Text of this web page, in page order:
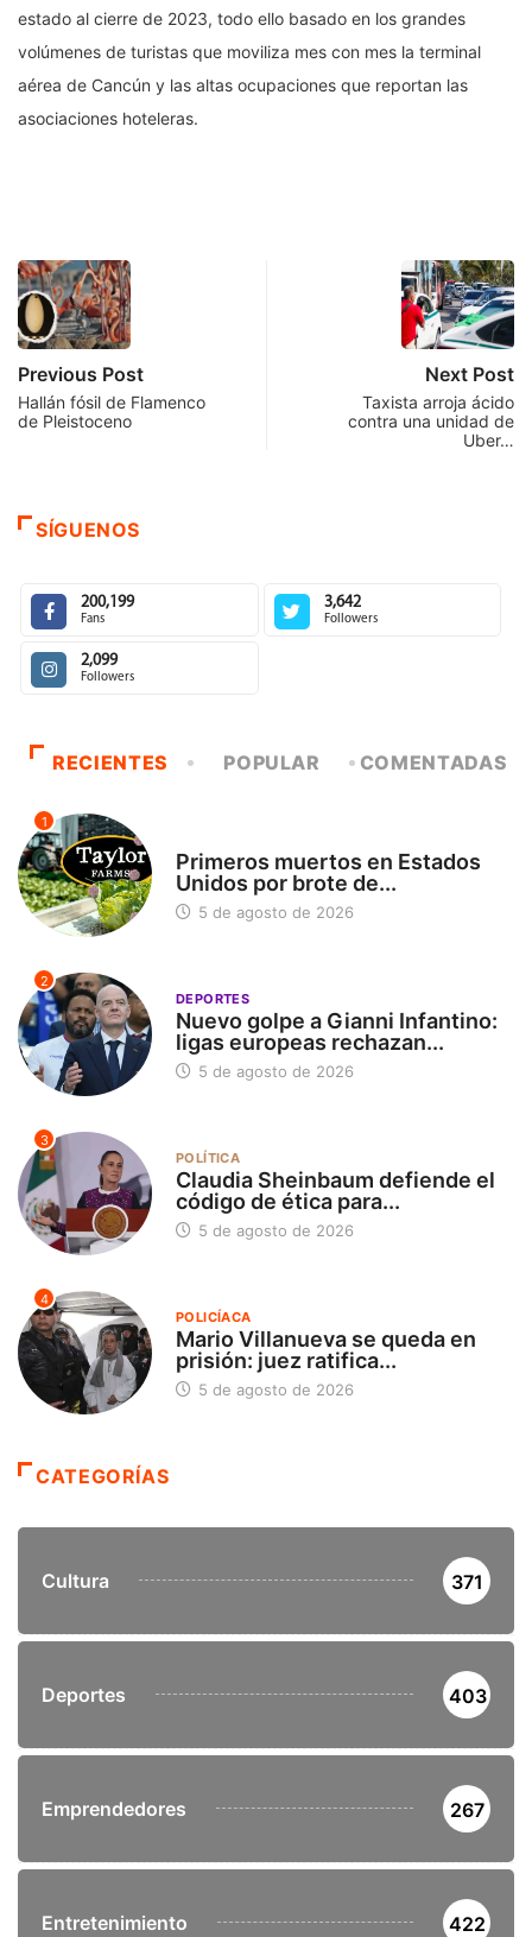
estado al cierre de 2023, todo ello basado en los grandes
volúmenes de turistas que moviliza mes con mes la terminal
aérea de Cancún y las altas ocupaciones que reportan las
asociaciones hoteleras.
Previous Post
Hallán fósil de Flamenco
de Pleistoceno
Next Post
Taxista arroja ácido
contra una unidad de
Uber…
SÍGUENOS
200,199
Fans
3,642
Followers
2,099
Followers
RECIENTES POPULAR COMENTADAS
1
Primeros muertos en Estados
Unidos por brote de...
5 de agosto de 2026
2
DEPORTES
Nuevo golpe a Gianni Infantino:
ligas europeas rechazan...
5 de agosto de 2026
3
POLÍTICA
Claudia Sheinbaum defiende el
código de ética para...
5 de agosto de 2026
4
POLICÍACA
Mario Villanueva se queda en
prisión: juez ratifica...
5 de agosto de 2026
CATEGORÍAS
Cultura 371
Deportes 403
Emprendedores 267
Entretenimiento 422